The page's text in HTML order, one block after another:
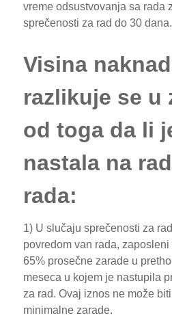
vreme odsustvovanja sa rada
sprečenosti za rad do 30 dana.
Visina
razlikuje se u
od toga da li
nastala na
rada:
1) U slučaju sprečenosti za
povredom van rada,
65% prosečne zarade u
meseca u kojem je nastupila
za rad. Ovaj iznos ne može
minimalne zarade.